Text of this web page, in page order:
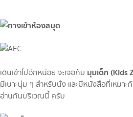
เดินเข้าไปอีกหน่อย จะเจอกับ มุมเด็ก (Kids
มีเบาะนุ่ม ๆ สำหรับนั่ง และมีหนังสือที่เหมาะ
อ่านกันบริเวณนี้ ครับ